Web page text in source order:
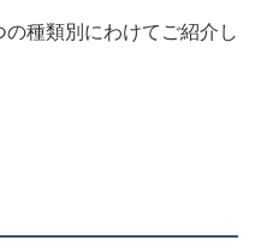
種類別にわけてご紹介し